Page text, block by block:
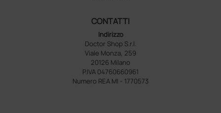
CONTATTI
Indirizzo
Doctor Shop S.r.l.
Viale Monza, 259
20126 Milano
P.IVA 04760660961
Numero REA MI - 1770573